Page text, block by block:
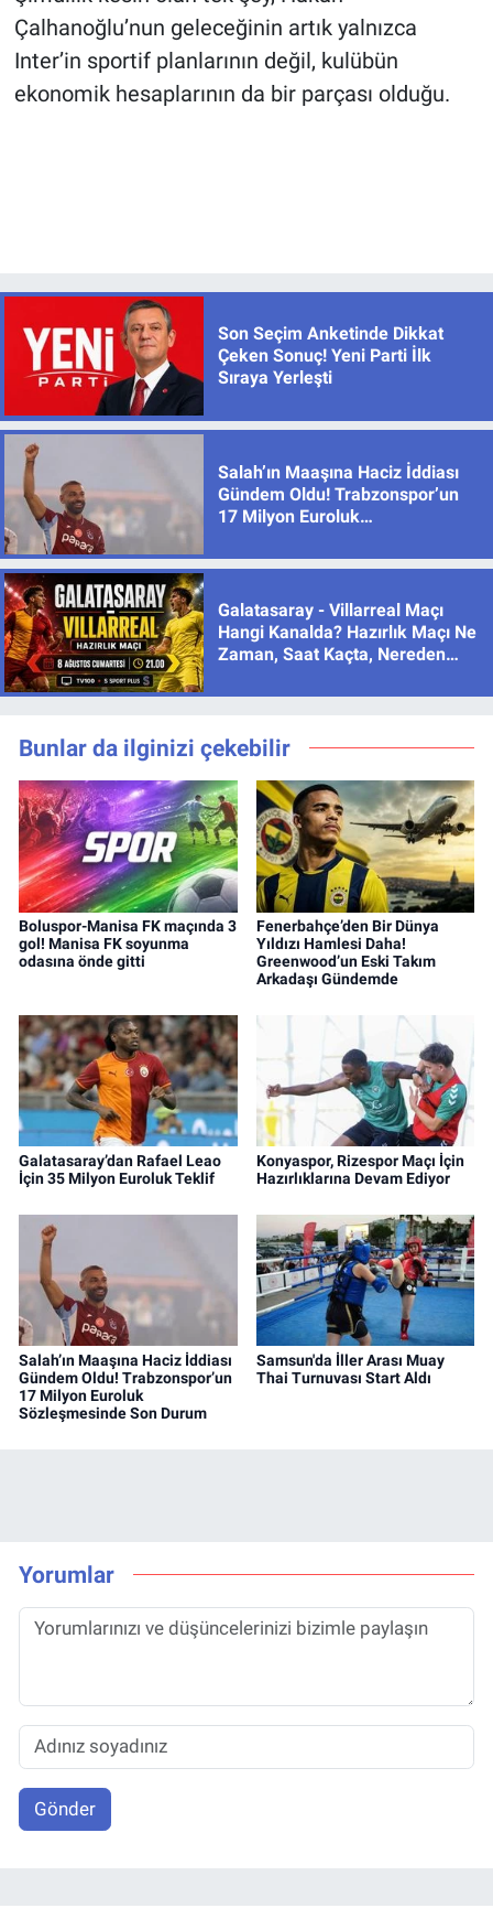
Çalhanoğlu’nun geleceğinin artık yalnızca
Inter’in sportif planlarının değil, kulübün
ekonomik hesaplarının da bir parçası olduğu.
Son Seçim Anketinde Dikkat
Çeken Sonuç! Yeni Parti İlk
Sıraya Yerleşti
Salah’ın Maaşına Haciz İddiası
Gündem Oldu! Trabzonspor’un
17 Milyon Euroluk
Galatasaray - Villarreal Maçı
Hangi Kanalda? Hazırlık Maçı Ne
Zaman, Saat Kaçta, Nereden
Bunlar da ilginizi çekebilir
Boluspor-Manisa FK maçında 3
gol! Manisa FK soyunma
odasına önde gitti
Fenerbahçe’den Bir Dünya
Yıldızı Hamlesi Daha!
Greenwood’un Eski Takım
Arkadaşı Gündemde
Galatasaray’dan Rafael Leao
İçin 35 Milyon Euroluk Teklif
Konyaspor, Rizespor Maçı İçin
Hazırlıklarına Devam Ediyor
Salah’ın Maaşına Haciz İddiası
Gündem Oldu! Trabzonspor’un
17 Milyon Euroluk
Sözleşmesinde Son Durum
Samsun'da İller Arası Muay
Thai Turnuvası Start Aldı
Yorumlar
Gönder